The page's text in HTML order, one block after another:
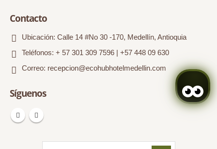
Contacto
Ubicación: Calle 14 #No 30 -170, Medellín, Antioquia
Teléfonos: + 57 301 309 7596 | +57 448 09 630
Correo: recepcion@ecohubhotelmedellin.com
Síguenos